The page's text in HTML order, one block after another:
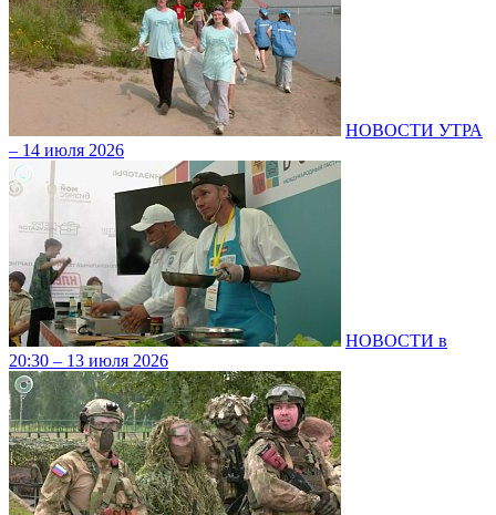
НОВОСТИ УТРА
– 14 июля 2026
НОВОСТИ в
20:30 – 13 июля 2026